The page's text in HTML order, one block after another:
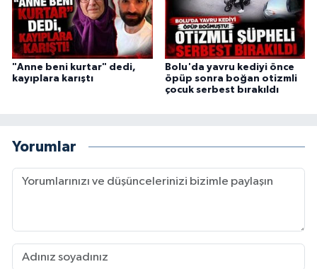
"Anne beni kurtar" dedi,
kayıplara karıştı
Bolu'da yavru kediyi önce
öpüp sonra boğan otizmli
çocuk serbest bırakıldı
Yorumlar